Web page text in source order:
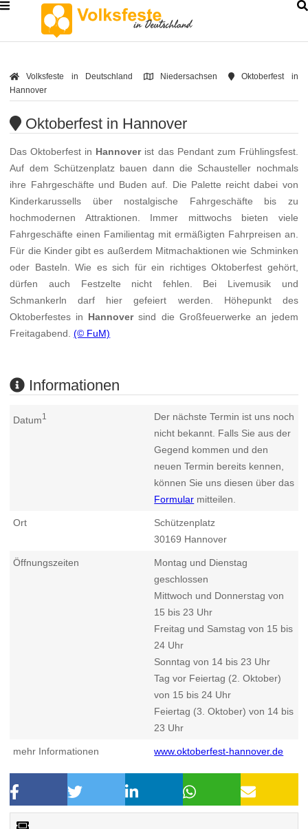
Volksfeste in Deutschland Niedersachsen
Oktoberfest in
Hannover
Oktoberfest in Hannover
Das Oktoberfest in Hannoverist das Pendant zum Frühlingsfest.
Auf dem Schützenplatz bauen dann die Schausteller nochmals
ihre Fahrgeschäfte und Buden auf. Die Palette reicht dabei von
Kinderkarussells über nostalgische Fahrgeschäfte bis zu
hochmodernen Attraktionen. Immer mittwochs bieten viele
Fahrgeschäfte einen Familientag mit ermäßigten Fahrpreisen an.
Für die Kinder gibt es außerdem Mitmachaktionen wie Schminken
oder Basteln. Wie es sich für ein richtiges Oktoberfest gehört,
dürfen auch Festzelte nicht fehlen. Bei Livemusik und
Schmankerln darf hier gefeiert werden. Höhepunkt des
Oktoberfestes in Hannoversind die Großfeuerwerke an jedem
Freitagabend.(© FuM)
Informationen
Datum1
Der nächste Termin ist uns noch
nicht bekannt. Falls Sie aus der
Gegend kommen und den
neuen Termin bereits kennen,
können Sie uns diesen über das
Formular mitteilen.
Ort
Schützenplatz
30169 Hannover
Öffnungszeiten
Montag und Dienstag
geschlossen
Mittwoch und Donnerstag von
15 bis 23 Uhr
Freitag und Samstag von 15 bis
24 Uhr
Sonntag von 14 bis 23 Uhr
Tag vor Feiertag (2. Oktober)
von 15 bis 24 Uhr
Feiertag (3. Oktober) von 14 bis
23 Uhr
mehr Informationen www.oktoberfest-hannover.de